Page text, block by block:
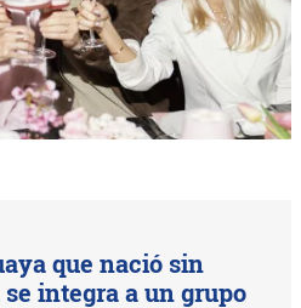
que nació sin
integra a un grupo